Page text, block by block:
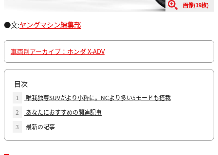
画像(19枚)
●文:ヤングマシン編集部
車両別アーカイブ：ホンダ X-ADV
目次
1
唯我独尊SUVがより小粋に。NCより多い5モードも搭載
2
あなたにおすすめの関連記事
3
最新の記事